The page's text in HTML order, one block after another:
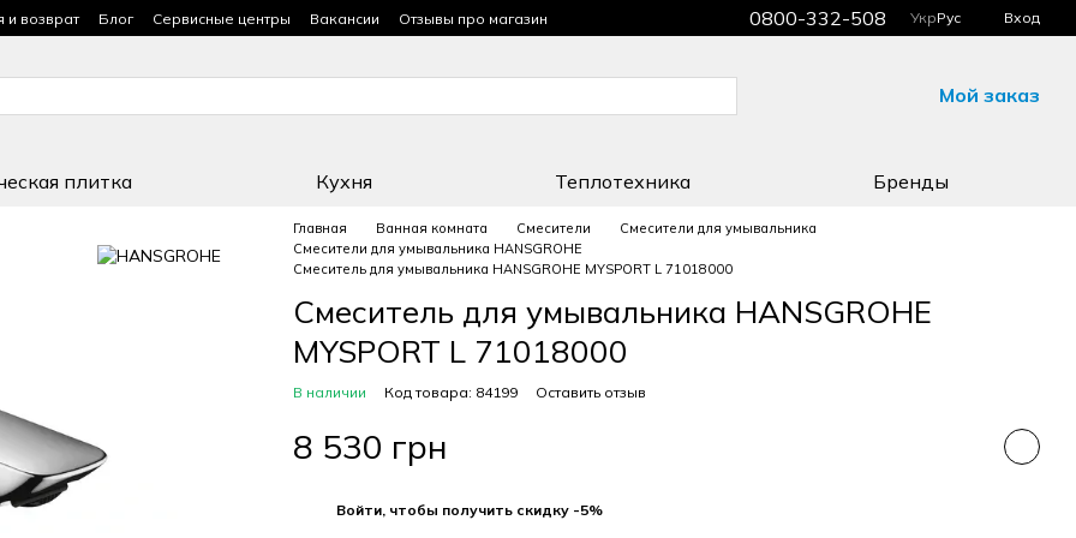
и возврат Блог Сервисные центры Вакансии
Отзывы про магазин
0800-332-508 УкрРус Вход
Мой заказ
плитка Кухня Теплотехника Бренды
Главная Ванная комната Смесители
Смесители для умывальника
Смесители для умывальника HANSGROHE
Смеситель для умывальника HANSGROHE MYSPORT L 71018000
Смеситель для умывальника HANSGROHE
MYSPORT L 71018000
В наличии Код товара: 84199 Оставить отзыв
8 530 грн
Войти, чтобы получить скидку -5%